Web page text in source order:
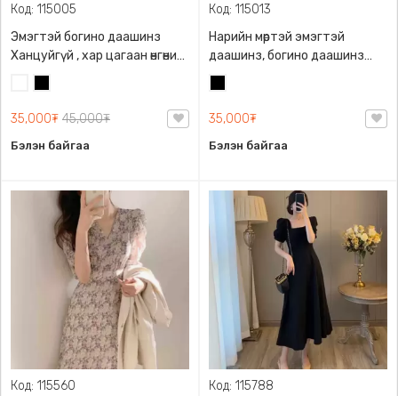
Код: 115005
Эмэгтэй богино даашинз
Ханцуйгүй , хар цагаан өнгөний
сонголттой, Хормой бага
зэрэг дэрвэгэр
35,000₮ 45,000₮
Бэлэн байгаа
Код: 115013
Нарийн мөртэй эмэгтэй
даашинз, богино даашинз
хар өнгөтэй
35,000₮
Бэлэн байгаа
Код: 115560 Код: 115788